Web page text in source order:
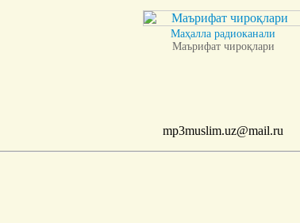
Маҳалла радиоканали
Маърифат чироқлари
mp3muslim.uz@mail.ru